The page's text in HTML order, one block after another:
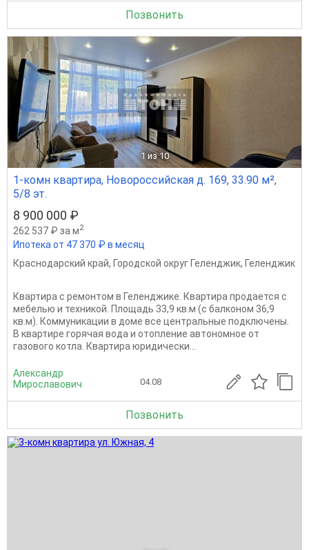
Позвонить
1 из 10
1-комн квартира, Новороссийская д. 169, 33.90 м²,
5/8 эт.
8 900 000 ₽
262 537 ₽ за м2
Ипотека от 47 370 ₽ в месяц
Краснодарский край, Городской округ Геленджик, Геленджик
Квартира с ремонтом в Геленджике. Квартира продается с
мебелью и техникой. Площадь 33,9 кв.м (с балконом 36,9
кв.м). Коммуникации в доме все центральные подключены.
В квартире горячая вода и отопление автономное от
газового котла. Квартира юридически...
Александр
Мирославович
04.08
Позвонить